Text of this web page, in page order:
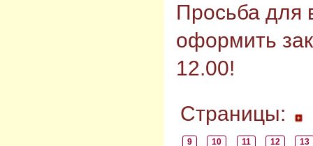
Просьба для
оформить
12.00!
Страницы:
9 10 11 12 13